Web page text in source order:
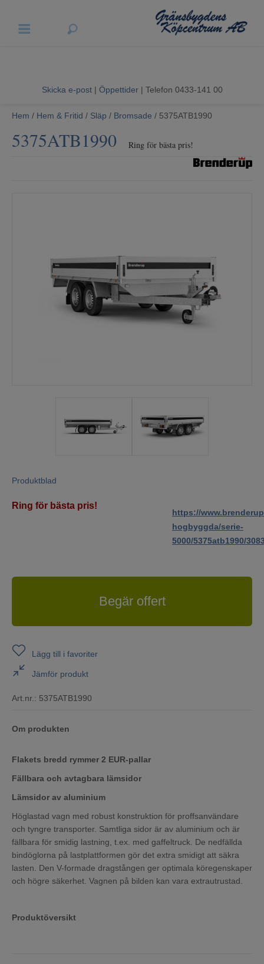
Sommarrea
Vitvaror
Hushållsapparater
Mina sidor
Skicka e-post | Öppettider| Telefon 0433-141 00
Hem / Hem & Fritid / Släp / Bromsade / 5375ATB1990
5375ATB1990 Ring för bästa pris!
Produktblad
Ring för bästa pris!
https://
hogbyggda/serie-
5000/5375atb1990/
Begär offert
Lägg till i favoriter
Jämför produkt
Art.nr.: 5375ATB1990
Om produkten
Flakets bredd rymmer 2 EUR-pallar
Fällbara och avtagbara lämsidor
Lämsidor av aluminium
Höglastad vagn med robust konstruktion för proffsanvändare
och tyngre transporter. Samtliga sidor är av aluminium och är
fällbara för smidig lastning, t.ex. med gaffeltruck. De nedfällda
bindöglorna på lastplattformen gör det extra smidigt att säkra
lasten. Den V-formade dragstången ger optimala köregenskaper
och högre säkerhet. Vagnen på bilden kan vara extrautrustad.
Produktöversikt